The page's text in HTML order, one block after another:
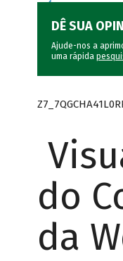
DÊ SUA
Ajude-nos a
uma rápida
do
da